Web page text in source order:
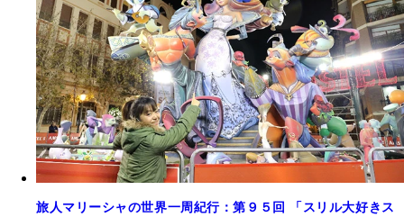
旅人マリーシャの世界一周紀行：第９５回 「スリル大好きス